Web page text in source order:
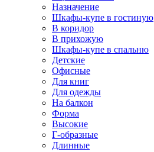
Назначение
Шкафы-купе в гостиную
В коридор
В прихожую
Шкафы-купе в спальню
Детские
Офисные
Для книг
Для одежды
На балкон
Форма
Высокие
Г-образные
Длинные